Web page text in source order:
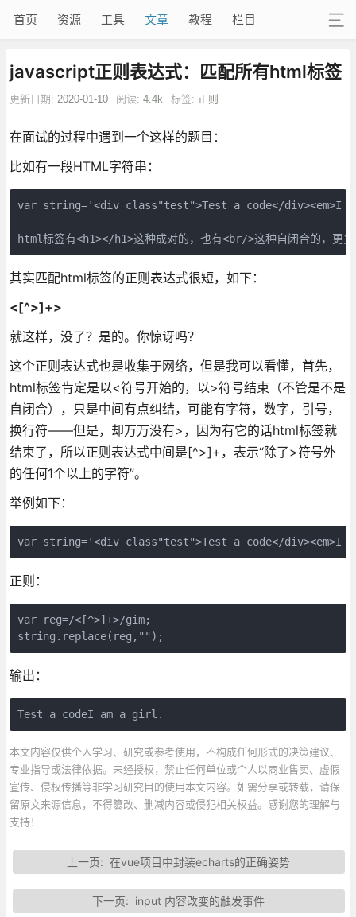
首页 资源 工具 文章 教程 栏目
javascript正则表达式：匹配所有html标签
更新日期: 2020-01-10 阅读: 4.4k 标签: 正则
在面试的过程中遇到一个这样的题目：
比如有一段HTML字符串：
var string='<div class"test">Test a code</div><em>I am a
其实匹配html标签的正则表达式很短，如下：
<[^>]+>
就这样，没了？是的。你惊讶吗？
这个正则表达式也是收集于网络，但是我可以看懂，首先，
html标签肯定是以<符号开始的，以>符号结束（不管是不是
自闭合），只是中间有点纠结，可能有字符，数字，引号，
换行符——但是，却万万没有>，因为有它的话html标签就
结束了，所以正则表达式中间是[^>]+，表示“除了>符号外
的任何1个以上的字符”。
举例如下：
正则：
var reg=/<[^>]+>/gim;
输出：
Test a codeI am a girl.
本文内容仅供个人学习、研究或参考使用，不构成任何形式的决策建议、
专业指导或法律依据。未经授权，禁止任何单位或个人以商业售卖、虚假
宣传、侵权传播等非学习研究目的使用本文内容。如需分享或转载，请保
留原文来源信息，不得篡改、删减内容或侵犯相关权益。感谢您的理解与
支持！
上一页:在vue项目中封装echarts的正确姿势
下一页: input 内容改变的触发事件